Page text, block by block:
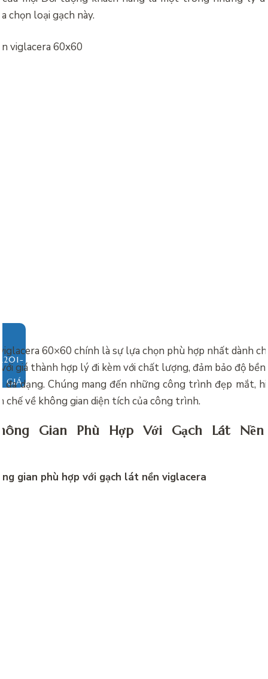
chọn loại gạch này.
GIÁ
60×60 chính là sự lựa chọn phù hợp nhất dành
giá thành hợp lý đi kèm với chất lượng, đảm bảo độ bền
đa dạng. Chúng mang đến những công trình đẹp mắt,
chế về không gian diện tích của công trình.
Gian Phù Hợp Với Gạch Lát Nền